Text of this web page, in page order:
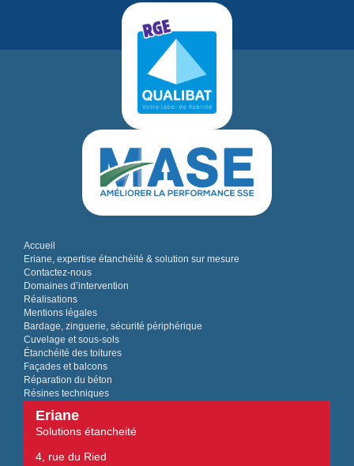
Accueil
Eriane, expertise étanchéité & solution sur mesure
Contactez-nous
Domaines d’intervention
Réalisations
Mentions légales
Bardage, zinguerie, sécurité périphérique
Cuvelage et sous-sols
Étanchéité des toitures
Façades et balcons
Réparation du béton
Résines techniques
Eriane
Solutions étancheité
4, rue du Ried